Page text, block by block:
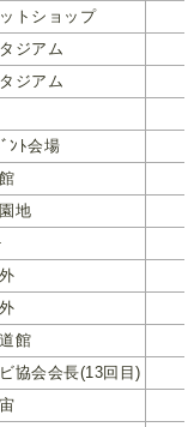
トショップ
ジアム
ジアム
ﾝﾄ会場
地
館
協会会長(13回目)